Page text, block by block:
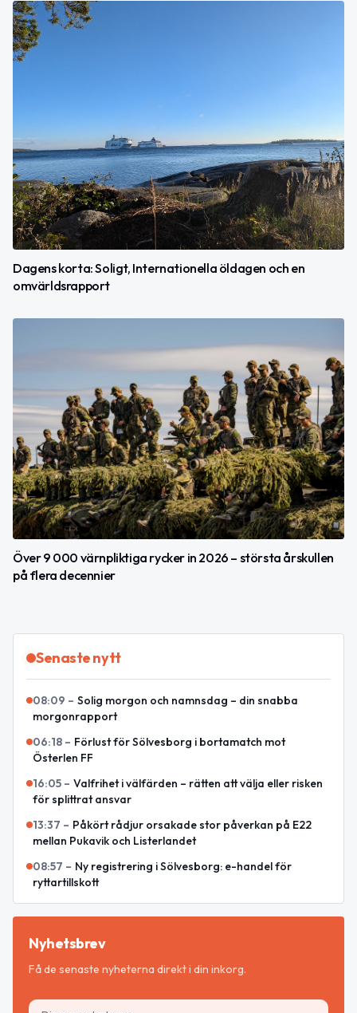
Dagens korta: Soligt, Internationella öldagen och en
omvärldsrapport
Över 9 000 värnpliktiga rycker in 2026 – största årskullen
på flera decennier
Senaste nytt
08:09 – Solig morgon och namnsdag – din snabba
morgonrapport
06:18 – Förlust för Sölvesborg i bortamatch mot
Österlen FF
16:05 – Valfrihet i välfärden – rätten att välja eller risken
för splittrat ansvar
13:37 – Påkört rådjur orsakade stor påverkan på E22
mellan Pukavik och Listerlandet
08:57 – Ny registrering i Sölvesborg: e-handel för
ryttartillskott
Nyhetsbrev
Få de senaste nyheterna direkt i din inkorg.